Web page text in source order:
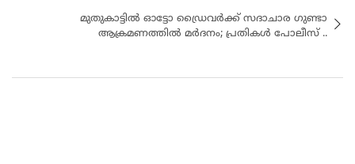
മുതുകാട്ടിൽ ഓട്ടോ ഡ്രൈവർക്ക് സദാചാര ഗുണ്ടാ
ആക്രമണത്തിൽ മർദനം; പ്രതികൾ പോലീസ് ..